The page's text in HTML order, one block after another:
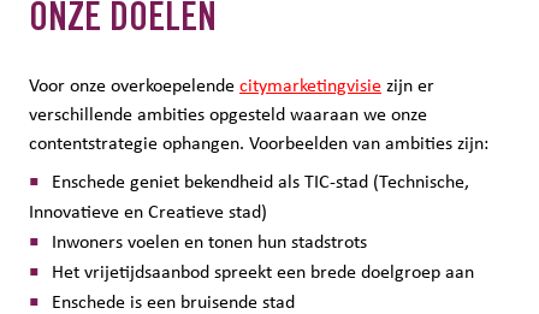
ONZE DOELEN
Voor onze overkoepelende citymarketingvisie zijn er
verschillende ambities opgesteld waaraan we onze
contentstrategie ophangen. Voorbeelden van ambities zijn:
Enschede geniet bekendheid als TIC-stad (Technische,
Innovatieve en Creatieve stad)
Inwoners voelen en tonen hun stadstrots
Het vrijetijdsaanbod spreekt een brede doelgroep aan
Enschede is een bruisende stad